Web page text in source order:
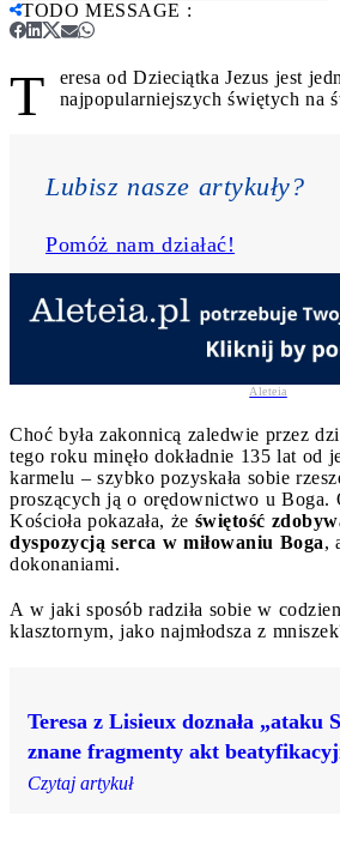
TODO MESSAGE :
T
eresa od Dzieciątka Jezus jest
najpopularniejszych świętych na
Lubisz nasze artykuły?
Pomóż nam działać!
Aleteia
Choć była zakonnicą zaledwie przez
tego roku minęło dokładnie 135 lat od
karmelu – szybko pozyskała sobie
proszących ją o orędownictwo u Boga.
Kościoła pokazała, że świętość
dyspozycją serca w miłowaniu Boga,
dokonaniami.
A w jaki sposób radziła sobie w
klasztornym, jako najmłodsza z
Teresa z Lisieux doznała „ataku
znane fragmenty akt
Czytaj artykuł